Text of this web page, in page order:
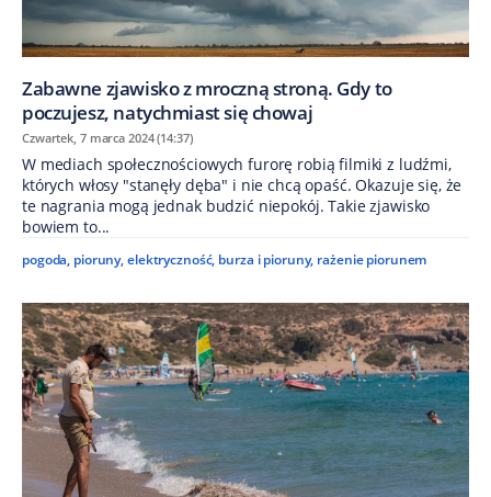
Zabawne zjawisko z mroczną stroną. Gdy to
poczujesz, natychmiast się chowaj
Czwartek, 7 marca 2024 (14:37)
W mediach społecznościowych furorę robią filmiki z ludźmi,
których włosy "stanęły dęba" i nie chcą opaść. Okazuje się, że
te nagrania mogą jednak budzić niepokój. Takie zjawisko
bowiem to...
pogoda, pioruny,elektryczność, burza i pioruny, rażenie piorunem